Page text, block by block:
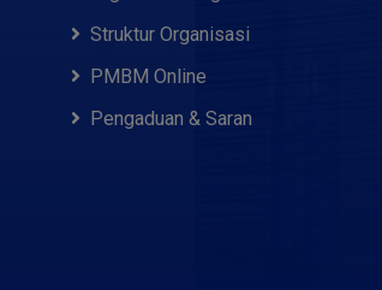
Struktur Organisasi
PMBM Online
Pengaduan & Saran